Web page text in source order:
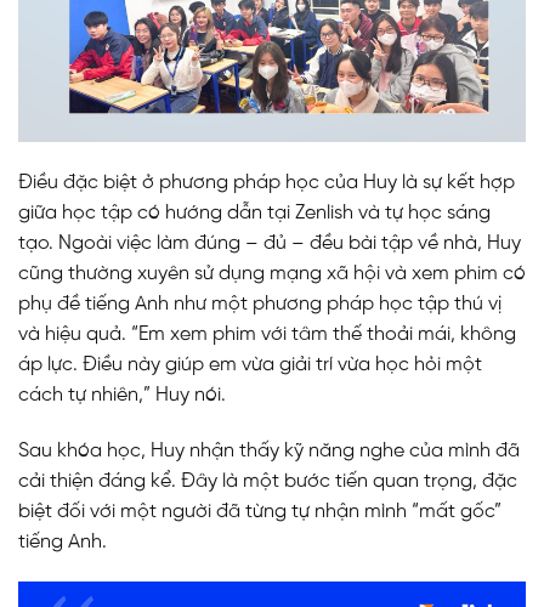
Điều đặc biệt ở phương pháp học của Huy là sự kết hợp
giữa học tập có hướng dẫn tại Zenlish và tự học sáng
tạo. Ngoài việc làm đúng – đủ – đều bài tập về nhà, Huy
cũng thường xuyên sử dụng mạng xã hội và xem phim có
phụ đề tiếng Anh như một phương pháp học tập thú vị
và hiệu quả. “Em xem phim với tâm thế thoải mái, không
áp lực. Điều này giúp em vừa giải trí vừa học hỏi một
cách tự nhiên,” Huy nói.
Sau khóa học, Huy nhận thấy kỹ năng nghe của mình đã
cải thiện đáng kể. Đây là một bước tiến quan trọng, đặc
biệt đối với một người đã từng tự nhận mình “mất gốc”
tiếng Anh.